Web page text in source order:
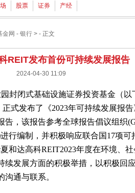
股票 证券 产经
金网 - 银行 > - 正文
REIT发布首份可持续发展报告
2024-04-30 11:09
封闭式基础设施证券投资基金（以
正式发布了《2023年可持续发展报
告，该报告参考全球报告倡议组织
行编制，并积极响应联合国17项
和达高科REIT2023年度在环境、
续发展方面的积极举措，以积极回
通与联系。